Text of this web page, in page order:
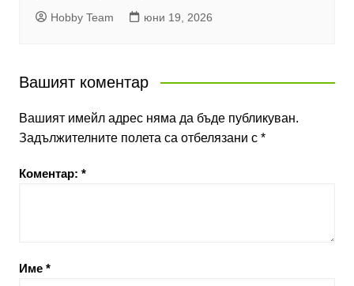
Hobby Team юни 19, 2026
Вашият коментар
Вашият имейл адрес няма да бъде публикуван.
Задължителните полета са отбелязани с *
Коментар: *
Име *